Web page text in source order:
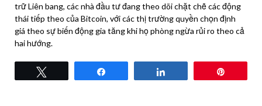
trữ Liên bang, các nhà đầu tư đang theo dõi chặt chẽ các động
thái tiếp theo của Bitcoin, với các thị trường quyền chọn định
giá theo sự biến động gia tăng khi họ phòng ngừa rủi ro theo cả
hai hướng.